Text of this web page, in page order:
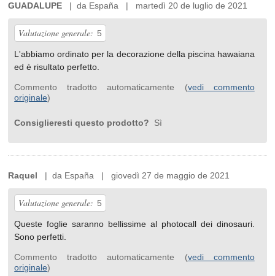
GUADALUPE | da España | martedì 20 de luglio de 2021
Valutazione generale: 5
L'abbiamo ordinato per la decorazione della piscina hawaiana
ed è risultato perfetto.
Commento tradotto automaticamente (vedi commento
originale)
Consiglieresti questo prodotto? Sì
Raquel | da España | giovedì 27 de maggio de 2021
Valutazione generale: 5
Queste foglie saranno bellissime al photocall dei dinosauri.
Sono perfetti.
Commento tradotto automaticamente (vedi commento
originale)